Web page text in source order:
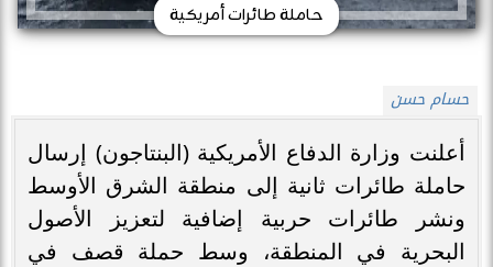
حاملة طائرات أمريكية
حسام حسن
أعلنت وزارة الدفاع الأمريكية (البنتاجون) إرسال
حاملة طائرات ثانية إلى منطقة الشرق الأوسط
ونشر طائرات حربية إضافية لتعزيز الأصول
البحرية في المنطقة، وسط حملة قصف في